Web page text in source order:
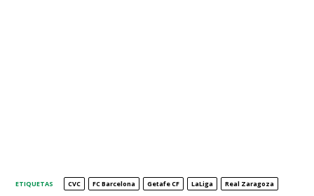
ETIQUETAS CVC FC Barcelona Getafe CF LaLiga Real Zaragoza